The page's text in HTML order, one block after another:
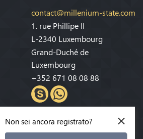
contact@millenium-state.com
1. rue Phillipe II
L-2340 Luxembourg
Grand-Duché de
Luxembourg
+352 671 08 08 88
×
Non sei ancora registrato?